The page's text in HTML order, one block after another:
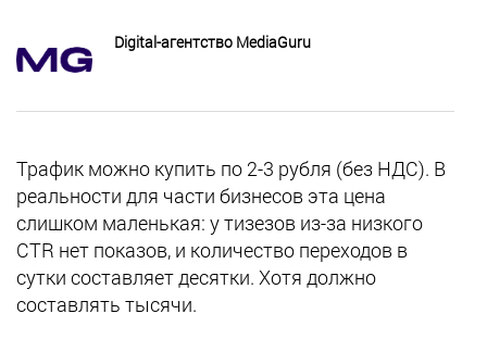
Digital-агентство MediaGuru
Трафик можно купить по 2-3 рубля (без НДС). В
реальности для части бизнесов эта цена
слишком маленькая: у тизезов из-за низкого
CTR нет показов, и количество переходов в
сутки составляет десятки. Хотя должно
составлять тысячи.